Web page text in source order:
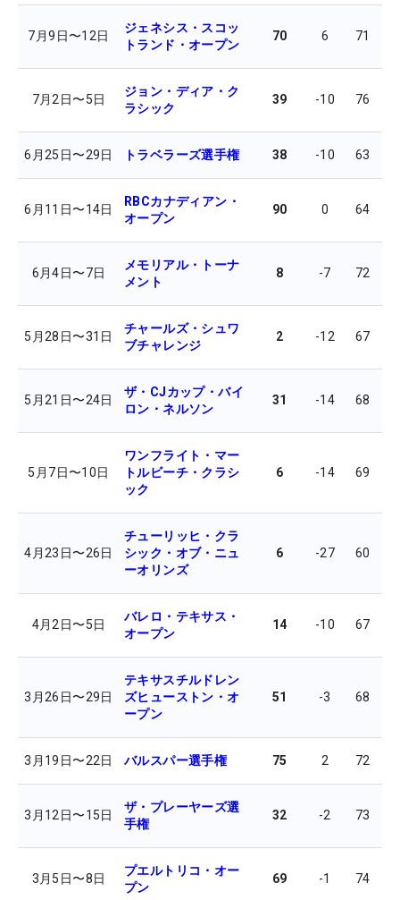
7月9日〜12日
ジェネシス・スコッ
トランド・オープン
70 6 71
7月2日〜5日
ジョン・ディア・ク
ラシック
39 -10 76
6月25日〜29日 トラベラーズ選手権 38 -10 63
6月11日〜14日
RBCカナディアン・
オープン
90 0 64
6月4日〜7日
メモリアル・トーナ
メント
8 -7 72
5月28日〜31日
チャールズ・シュワ
ブチャレンジ
2 -12 67
5月21日〜24日
ザ・CJカップ・バイ
ロン・ネルソン
31 -14 68
5月7日〜10日
ワンフライト・マー
トルビーチ・クラシ
ック
6 -14 69
4月23日〜26日
チューリッヒ・クラ
シック・オブ・ニュ
ーオリンズ
6 -27 60
4月2日〜5日
バレロ・テキサス・
オープン
14 -10 67
3月26日〜29日
テキサスチルドレン
ズヒューストン・オ
ープン
51 -3 68
3月19日〜22日 バルスパー選手権 75 2 72
3月12日〜15日
ザ・プレーヤーズ選
手権
32 -2 73
3月5日〜8日
プエルトリコ・オー
プン
69 -1 74